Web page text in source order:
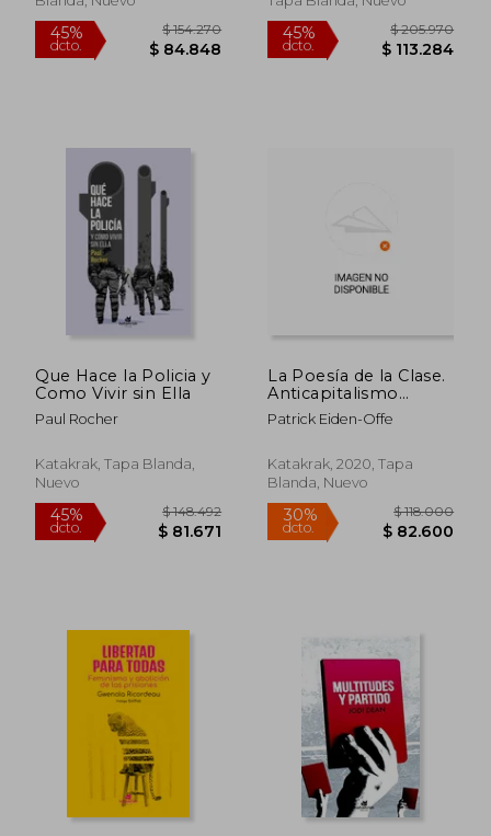
45%
dcto.
$ 148.492
$ 81.671
45%
dcto.
Que Hace la Policia y
Como Vivir sin Ella
Paul Rocher
Katakrak, Tapa Blanda,
Nuevo
La Poesía de la Clase.
Anticapitalismo
Romántico e
Invención de la Clase
Patrick Eiden-Offe
Katakrak, 2020, Tapa
Blanda, Nuevo